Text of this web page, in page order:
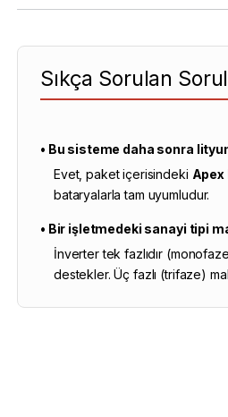
Sıkça Sorulan
• Bu sisteme daha sonra
Evet, paket içerisindeki Apex
bataryalarla tam uyumludur.
• Bir işletmedeki sanayi tipi
İnverter tek fazlıdır
destekler. Üç fazlı (trifaze)